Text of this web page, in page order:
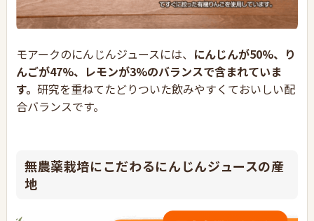
モアークのにんじんジュースには、 にんじんが50%、り
んごが47%、レモンが3%のバランスで含まれていま
す。 研究を重ねてたどりついた飲みやすくておいしい配
合バランスです。
無農薬栽培にこだわるにんじんジュースの産
地